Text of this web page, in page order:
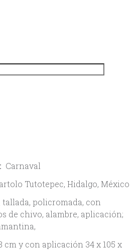
Carnaval
Tutotepec, Hidalgo, México
tallada, policromada, con
de chivo, alambre, aplicación;
cm y con aplicación 34 x 105 x